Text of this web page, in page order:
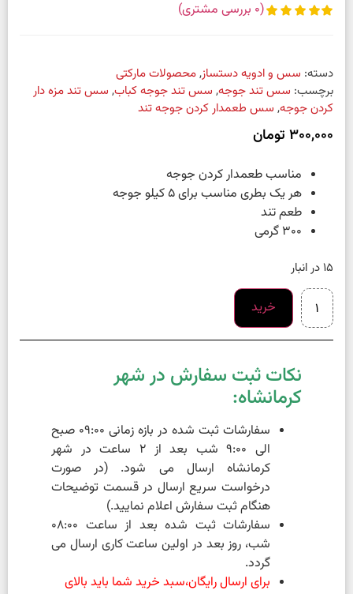
(
0 بررسی مشتری)
دسته: سس و ادویه دستساز,محصولات مارکتی
برچسب: سس تند جوجه, سس تند جوجه کباب, سس تند مزه دار
کردن جوجه, سس طعمدار کردن جوجه تند
300,000 تومان
مناسب طعمدار کردن جوجه
هر یک بطری مناسب برای 5 کیلو جوجه
طعم تند
300 گرمی
15 در انبار
خرید
نکات ثبت سفارش در شهر
کرمانشاه:
سفارشات ثبت شده در بازه زمانی 09:00 صبح
الی 9:00 شب بعد از 2 ساعت در شهر
کرمانشاه ارسال می شود. (در صورت
درخواست سریع ارسال در قسمت توضیحات
هنگام ثبت سفارش اعلام نمایید.)
سفارشات ثبت شده بعد از ساعت 08:00
شب، روز بعد در اولین ساعت کاری ارسال می
گردد.
برای ارسال رایگان،سبد خرید شما باید بالای